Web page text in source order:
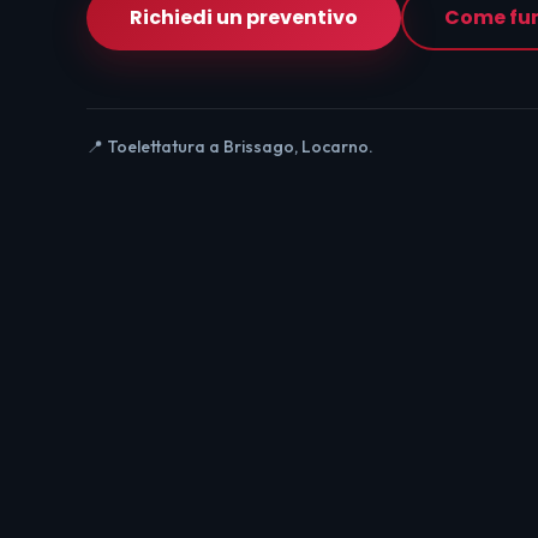
Richiedi un preventivo Come
📍 Toelettatura a Brissago, Locarno.